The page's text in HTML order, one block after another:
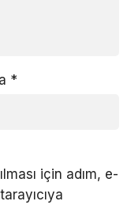
*
için adım, e-